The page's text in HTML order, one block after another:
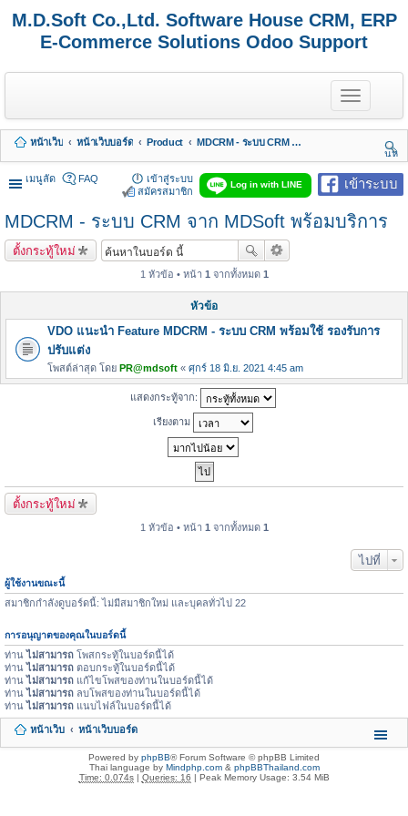
M.D.Soft Co.,Ltd. Software House CRM, ERP
E-Commerce Solutions Odoo Support
T
o
g
e
n
a
i
g
หน้าเว็บ หน้าเว็บบอร์ด Product
MDCRM - ระบบ CRM จาก MDSoft พร้อมบริการ
นห
า
เมนูลัด
เข้าระบบ
Log in with LINE
FAQ
เข้าสู่ระบบ
สมัครสมาชิก
MDCRM - ระบบ CRM จาก MDSoft พร้อมบริการ
ตั้งกระทู้ใหม่
1 หัวข้อ • หน้า 1 จากทั้งหมด 1
หัวข้อ
VDO แนะนำ Feature MDCRM - ระบบ CRM พร้อมใช้ รองรับการ
ปรับแต่ง
โพสต์ล่าสุด โดย PR@mdsoft « ศุกร์ 18 มิ.ย. 2021 4:45 am
แสดงกระทู้จาก:
เรียงตาม
ตั้งกระทู้ใหม่
1 หัวข้อ • หน้า 1 จากทั้งหมด 1
ไปที่
ผู้ใช้งานขณะนี้
สมาชิกกำลังดูบอร์ดนี้: ไม่มีสมาชิกใหม่ และบุคลทั่วไป 22
การอนุญาตของคุณในบอร์ดนี้
ท่านไม่สามารถ โพสกระทู้ในบอร์ดนี้ได้
ท่านไม่สามารถ ตอบกระทู้ในบอร์ดนี้ได้
ท่านไม่สามารถ แก้ไขโพสของท่านในบอร์ดนี้ได้
ท่านไม่สามารถ ลบโพสของท่านในบอร์ดนี้ได้
ท่านไม่สามารถ แนบไฟล์ในบอร์ดนี้ได้
หน้าเว็บ หน้าเว็บบอร์ด
Powered by phpBB® Forum Software © phpBB Limited
Thai language by Mindphp.com& phpBBThailand.com
Time: 0.074s| Queries: 16 | Peak Memory Usage: 3.54 MiB